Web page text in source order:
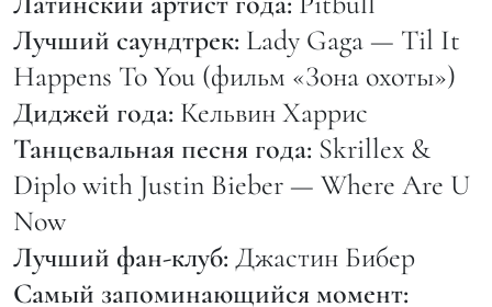
Лучший саундтрек: Lady Gaga — Til It
Happens To You (фильм «Зона охоты»)
Диджей года: Кельвин Харрис
Танцевальная песня года: Skrillex &
Diplo with Justin Bieber — Where Are U
Now
Лучший фан-клуб: Джастин Бибер
Самый запоминающийся момент: